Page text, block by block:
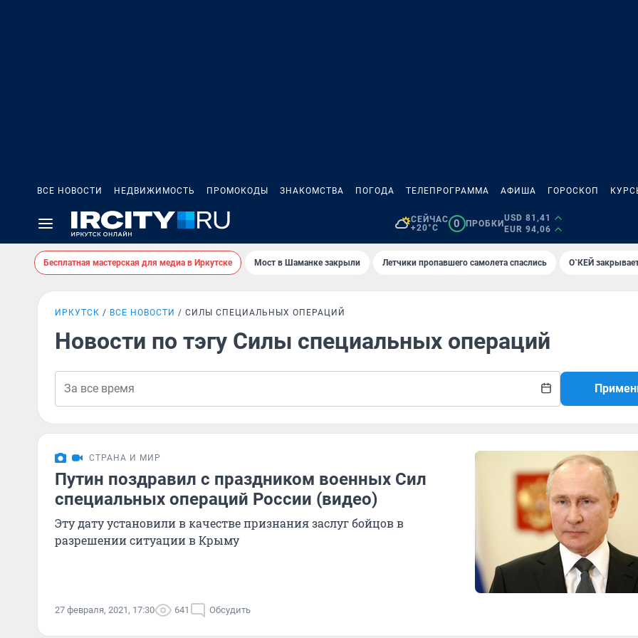
ВСЕ НОВОСТИ НЕДВИЖИМОСТЬ ПРОМОКОДЫ ЗНАКОМСТВА ПОГОДА ТЕЛЕПРОГРАММА АФИША ГОРОСКОП
СЕЙЧАС
+20°C
0 ПРОБКИ
USD 81,41
EUR 94,06
Бесплатная мастерская для медиа в Иркутске Мост в Шаманке закрыли Летчики пропавшего самолета спаслись О`КЕЙ
ИРКУТСК ВСЕ НОВОСТИ СИЛЫ СПЕЦИАЛЬНЫХ ОПЕРАЦИЙ
Новости по тэгу Силы специальных операций
СТРАНА И МИР
Путин поздравил с праздником военных Сил
специальных операций России (видео)
Эту дату установили в качестве признания заслуг бойцов в
разрешении ситуации в Крыму
27 февраля, 2021, 17:30 641 Обсудить